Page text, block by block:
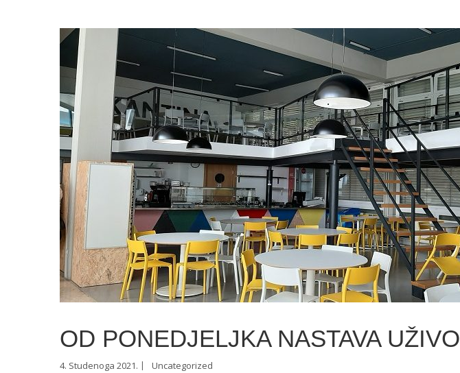
OD PONEDJELJKA NASTAVA UŽIVO
4. Studenoga 2021. Uncategorized